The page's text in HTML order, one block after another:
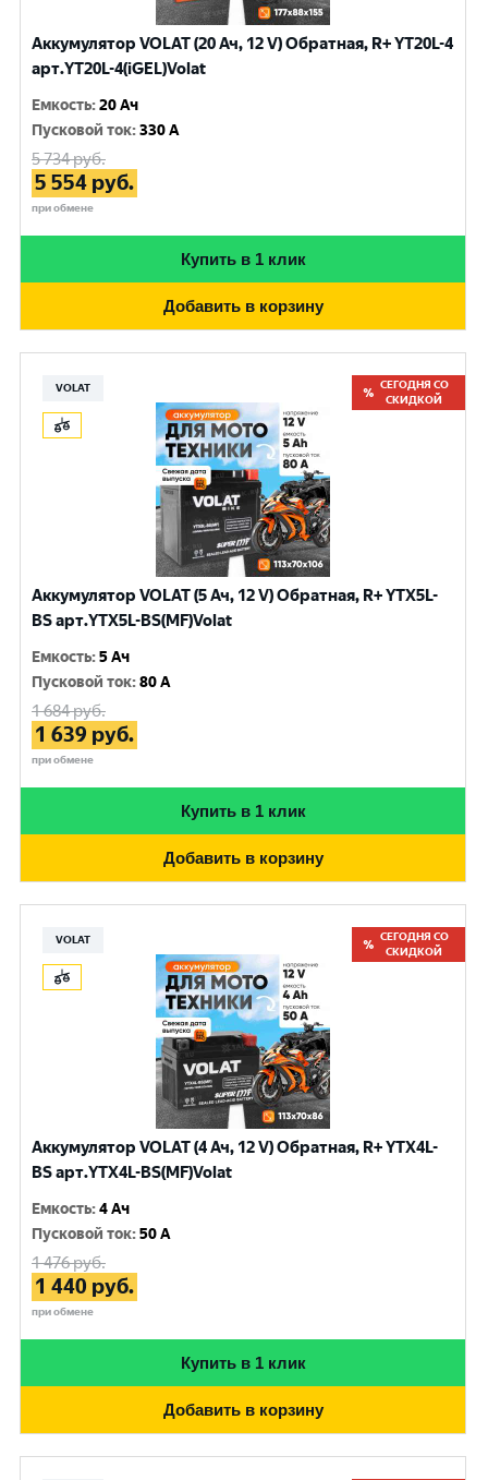
Аккумулятор VOLAT (20 Ач, 12 V) Обратная, R+ YT20L-4
арт.YT20L-4(iGEL)Volat
Емкость:20 Ач
Пусковой ток:330 A
5 734руб.
5 554 руб.
при обмене
Купить в 1 клик
Добавить в корзину
VOLAT
СЕГОДНЯ СО
СКИДКОЙ
Аккумулятор VOLAT (5 Ач, 12 V) Обратная, R+ YTX5L-
BS арт.YTX5L-BS(MF)Volat
Емкость:5 Ач
Пусковой ток:80 A
1 684руб.
1 639 руб.
при обмене
Купить в 1 клик
Добавить в корзину
VOLAT
СЕГОДНЯ СО
СКИДКОЙ
Аккумулятор VOLAT (4 Ач, 12 V) Обратная, R+ YTX4L-
BS арт.YTX4L-BS(MF)Volat
Емкость:4 Ач
Пусковой ток:50 A
1 476руб.
1 440 руб.
при обмене
Купить в 1 клик
Добавить в корзину